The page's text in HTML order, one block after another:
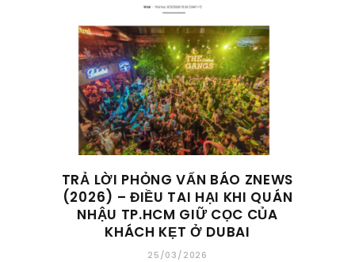
TRẢ LỜI PHỎNG VẤN BÁO ZNEWS
(2026) – ĐIỀU TAI HẠI KHI QUÁN
NHẬU TP.HCM GIỮ CỌC CỦA
KHÁCH KẸT Ở DUBAI
25/03/2026